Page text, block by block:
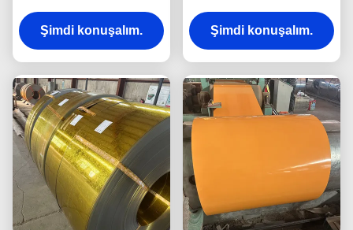
Galvanizli Çelik Levha
Ppgi Bobinleri
Şimdi konuşalım.
PPGI PPGL Çelik
Rulolar
Şimdi konuşalım.